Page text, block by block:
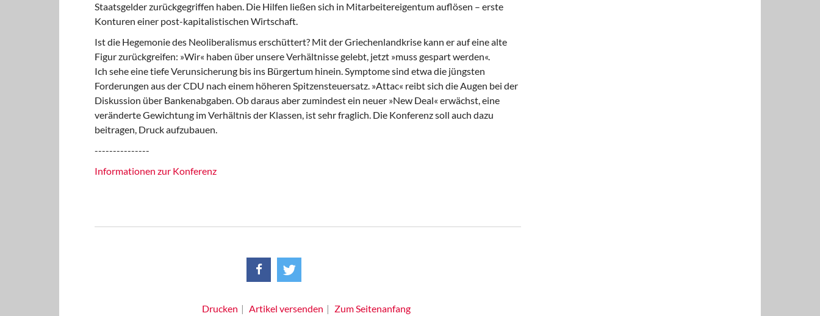
Staatsgelder zurückgegriffen haben. Die Hilfen ließen sich in Mitarbeitereigentum auflösen – erste
Konturen einer post-kapitalistischen Wirtschaft.
Ist die Hegemonie des Neoliberalismus erschüttert? Mit der Griechenlandkrise kann er auf eine alte
Figur zurückgreifen: »Wir« haben über unsere Verhältnisse gelebt, jetzt »muss gespart werden«.
Ich sehe eine tiefe Verunsicherung bis ins Bürgertum hinein. Symptome sind etwa die jüngsten
Forderungen aus der CDU nach einem höheren Spitzensteuersatz. »Attac« reibt sich die Augen bei der
Diskussion über Bankenabgaben. Ob daraus aber zumindest ein neuer »New Deal« erwächst, eine
veränderte Gewichtung im Verhältnis der Klassen, ist sehr fraglich. Die Konferenz soll auch dazu
beitragen, Druck aufzubauen.
---------------
Informationen zur Konferenz
Drucken Artikel versenden Zum Seitenanfang